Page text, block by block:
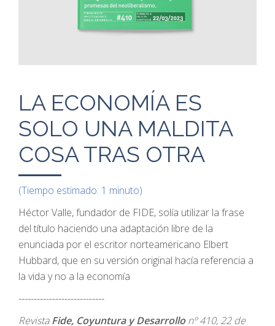
LA ECONOMÍA ES
SOLO UNA MALDITA
COSA TRAS OTRA
(Tiempo estimado: 1 minuto)
Héctor Valle, fundador de FIDE, solía utilizar la frase
del título haciendo una adaptación libre de la
enunciada por el escritor norteamericano Elbert
Hubbard, que en su versión original hacía referencia a
la vida y no a la economía
----------------------------
RevistaFide, Coyuntura y Desarrollonº 410, 22 de